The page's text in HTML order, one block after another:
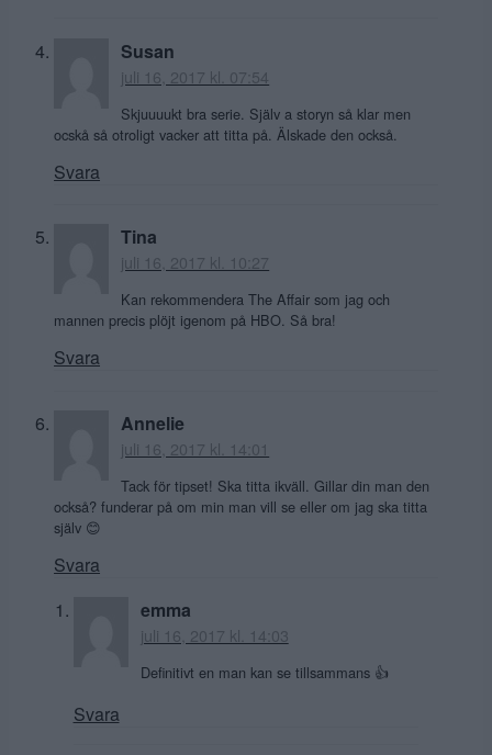
Susan
juli 16, 2017 kl. 07:54
Skjuuuukt bra serie. Själv a storyn så klar men
ocskå så otroligt vacker att titta på. Älskade den också.
Svara
Tina
juli 16, 2017 kl. 10:27
Kan rekommendera The Affair som jag och
mannen precis plöjt igenom på HBO. Så bra!
Svara
Annelie
juli 16, 2017 kl. 14:01
Tack för tipset! Ska titta ikväll. Gillar din man den
också? funderar på om min man vill se eller om jag ska titta
själv 😊
Svara
emma
juli 16, 2017 kl. 14:03
Definitivt en man kan se tillsammans 👍
Svara